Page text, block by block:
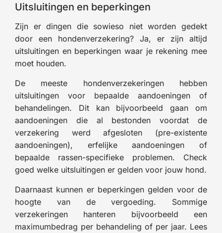
Uitsluitingen en beperkingen
Zijn er dingen die sowieso niet worden gedekt
door een hondenverzekering? Ja, er zijn altijd
uitsluitingen en beperkingen waar je rekening mee
moet houden.
De meeste hondenverzekeringen hebben
uitsluitingen voor bepaalde aandoeningen of
behandelingen. Dit kan bijvoorbeeld gaan om
aandoeningen die al bestonden voordat de
verzekering werd afgesloten (pre-existente
aandoeningen), erfelijke aandoeningen of
bepaalde rassen-specifieke problemen. Check
goed welke uitsluitingen er gelden voor jouw hond.
Daarnaast kunnen er beperkingen gelden voor de
hoogte van de vergoeding. Sommige
verzekeringen hanteren bijvoorbeeld een
maximumbedrag per behandeling of per jaar. Lees